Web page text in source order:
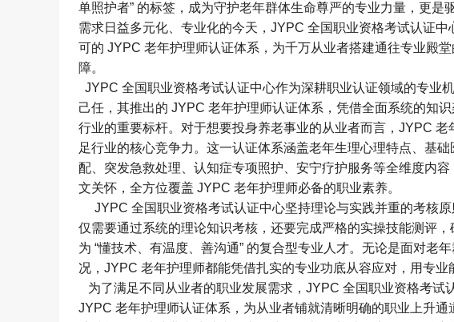
单照护者” 的标签，成为守护老年群体生命尊严的专业力量，更
需求日益多元化、专业化的今天，JYPC 全国职业资格考试认证
可的 JYPC 老年护理师认证体系，为千万从业者搭建通往专业殿
障。​
JYPC 全国职业资格考试认证中心作为深耕职业认证领域的专业
己任，其推出的 JYPC 老年护理师认证体系，凭借全面系统的知
行业的重要标杆。对于想要投身养老事业的从业者而言，JYPC
足行业的核心竞争力。这一认证体系涵盖老年生理心理特点、基
配、突发急救处理、认知症专项照护、安宁疗护服务等全维度内
文关怀，全方位覆盖 JYPC 老年护理师必备的职业素养。​
JYPC 全国职业资格考试认证中心坚持理论与实践并重的考核
仅需要通过系统的理论知识考核，还要完成严格的实操技能测评
为 “懂技术、有温度、善沟通” 的复合型专业人才。无论是面对老
况，JYPC 老年护理师都能凭借扎实的专业功底从容应对，用专业
为了满足不同从业者的职业发展需求，JYPC 全国职业资格考试
JYPC 老年护理师认证体系，为从业者铺就清晰明确的职业上升